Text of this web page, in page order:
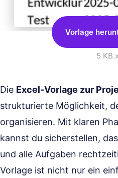
Vorlage
5 KB
Die Excel-Vorlage zur
strukturierte Möglichkeit,
organisieren. Mit klaren
kannst du sicherstellen,
und alle Aufgaben
Vorlage ist nicht nur ein